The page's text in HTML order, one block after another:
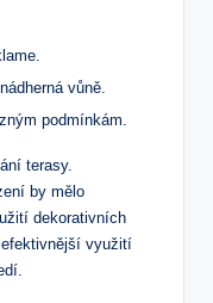
vůně.
podmínkám.
terasy.
by mělo
dekorativních
využití